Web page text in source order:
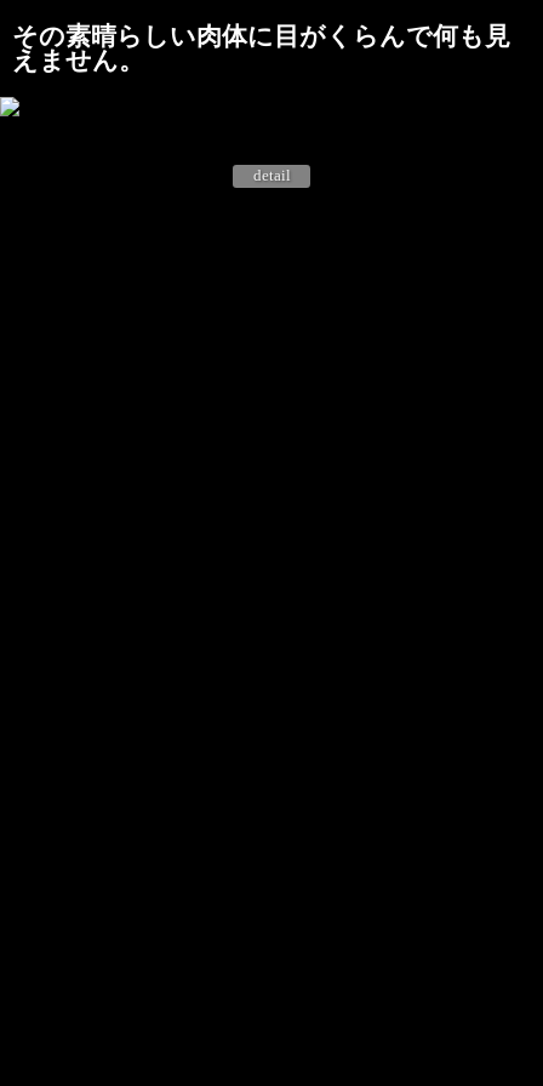
その素晴らしい肉体に目がくらんで何も見
えません。
detail